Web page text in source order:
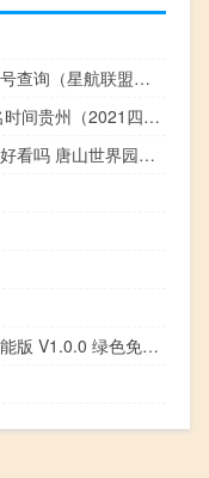
星航联盟快递查询单号查询（星航联盟单号查询）
2021四六级考试报名时间贵州（2021四六级考试报名时间）
唐山开平园艺博览会好看吗 唐山世界园艺博览会
新浪微博刷票软件万能版 V1.0.0 绿色免费版（新浪微博刷票软件万能版 V1.0.0 绿色免费版功能简介）